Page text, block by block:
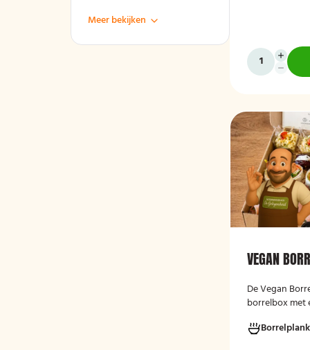
Meer bekijken
VEGAN
DeVegan
borrelbox met
hapjes. De box
Borrelplank